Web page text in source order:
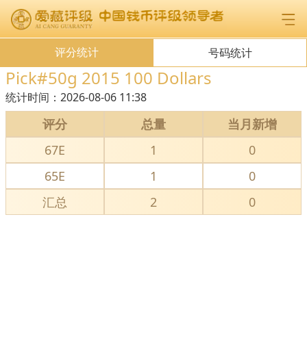
评分统计 号码统计
Pick#50g 2015 100 Dollars
统计时间： 2026-08-06 11:38
评分 总量
当月新增
67E
1
0
65E
1
0
汇总
2 0